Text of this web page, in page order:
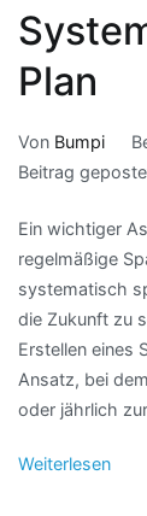
Plan
Von Bumpi
Beitrag
Ein wichtiger
regelmäßige
systematisch
die Zukunft zu
Erstellen eines
Ansatz, bei
oder jährlich
Weiterlesen